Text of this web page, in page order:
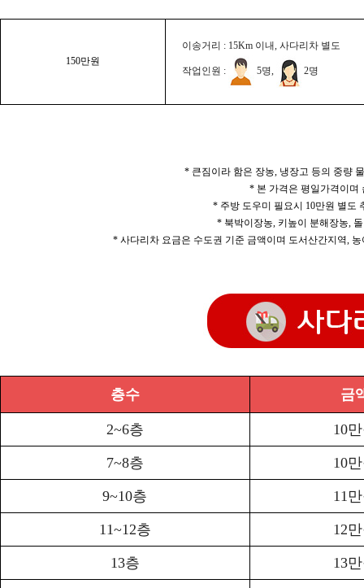
150만원
이송거리 : 15Km 이내, 사다리차 별도
작업인원 : 5명, 2명
* 큰짐이라 함은 장농, 냉장고 등의 중량
* 본 가격은 평일가격이며
* 주방 도우미 필요시 10만원 별도
* 북박이장농, 키높이 분해장농,
* 사다리차 요금은 수도권 기준 금액이며 도서산간지역,
층수 금
2~6층 10
7~8층 10
9~10층 11
11~12층 12
13층 13